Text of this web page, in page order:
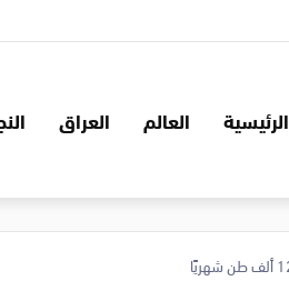
الرئيسية العالم العراق